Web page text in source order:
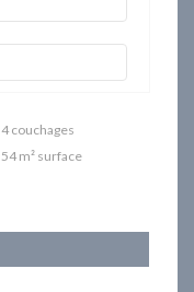
4 couchages
54 m² surface